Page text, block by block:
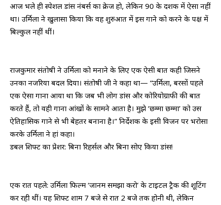
​आज भले ही स्पेशल डांस नंबर्स का क्रेज हो, लेकिन 90 के दशक में ऐसा नहीं
था। उर्मिला ने खुलासा किया कि वह शुरुआत में इस गाने को करने के पक्ष में
बिल्कुल नहीं थीं।
​राजकुमार संतोषी ने उर्मिला को मनाने के लिए एक ऐसी बात कही जिसने
उनका नजरिया बदल दिया। संतोषी जी ने कहा था— “उर्मिला, बरसों पहले
एक ऐसा गाना आया था कि जब भी लोग डांस और कोरियोग्राफी की बात
करते हैं, तो वही गाना आंखों के सामने आता है। मुझे ‘छम्मा छम्मा’ को उस
ऐतिहासिक गाने से भी बेहतर बनाना है।” निर्देशक के इसी विजन पर भरोसा
करके उर्मिला ने हां कहा।
​डबल शिफ्ट का प्रेशर: बिना रिहर्सल और बिना सोए किया डांस!
​एक रात पहले: उर्मिला फिल्म ‘जानम समझा करो’ के टाइटल ट्रैक की शूटिंग
कर रही थीं। यह शिफ्ट शाम 7 बजे से रात 2 बजे तक होनी थी, लेकिन